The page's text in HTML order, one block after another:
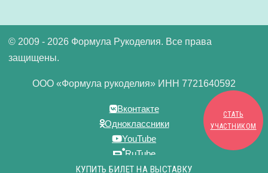
СТАТЬ
УЧАСТНИКОМ
КУПИТЬ БИЛЕТ НА ВЫСТАВКУ
© 2009 - 2026 Формула Рукоделия. Все права
защищены.
ООО «Формула рукоделия» ИНН 7721640592
Вконтакте
Одноклассники
YouTube
RuTube
Дзен